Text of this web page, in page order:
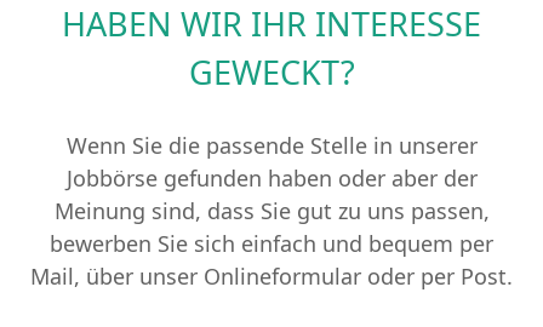
HABEN WIR IHR INTERESSE
GEWECKT?
Wenn Sie die passende Stelle in unserer
Jobbörse gefunden haben oder aber der
Meinung sind, dass Sie gut zu uns passen,
bewerben Sie sich einfach und bequem per
Mail, über unser Onlineformular oder per Post.